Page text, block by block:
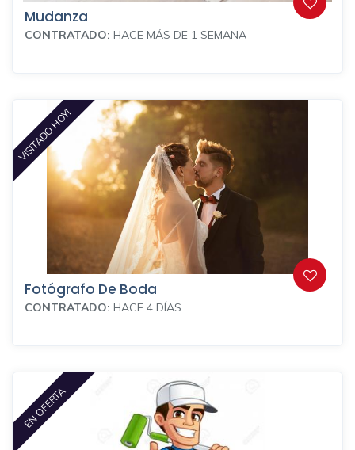
Mudanza
CONTRATADO: HACE MÁS DE 1 SEMANA
VISITADO HOY!
Fotógrafo De Boda
CONTRATADO: HACE 4 DÍAS
EN OFERTA